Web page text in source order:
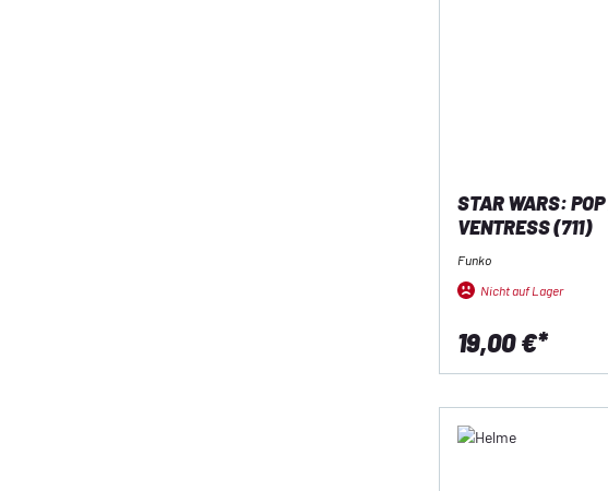
STAR WARS:
VENTRESS (711)
Funko
Nicht auf Lager
19,00 €*